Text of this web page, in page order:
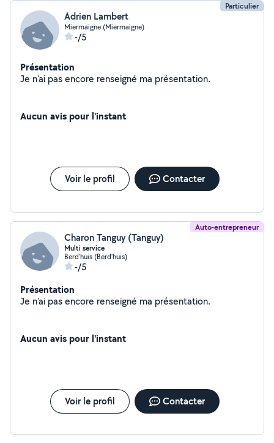
Particulier
Adrien Lambert
Miermaigne (Miermaigne)
-/5
Présentation
Je n'ai pas encore renseigné ma présentation.
Aucun avis pour l'instant
Voir le profil Contacter
Auto-entrepreneur
Charon Tanguy (Tanguy)
Multi service
Berd'huis (Berd'huis)
-/5
Présentation
Je n'ai pas encore renseigné ma présentation.
Aucun avis pour l'instant
Voir le profil Contacter